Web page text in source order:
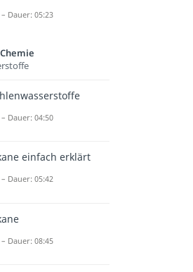
Dauer: 05:23
Dauer: 04:50
einfach erklärt
Dauer: 05:42
Dauer: 08:45